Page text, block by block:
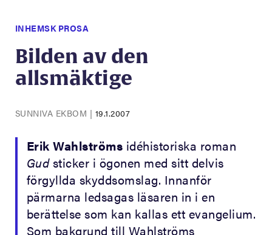
INHEMSK PROSA
Bilden av den
allsmäktige
SUNNIVA EKBOM | 19.1.2007
Erik Wahlströms idéhistoriska roman
Gudsticker i ögonen med sitt delvis
förgyllda skyddsomslag. Innanför
pärmarna ledsagas läsaren in i en
berättelse som kan kallas ett evangelium.
Som bakgrund till Wahlströms